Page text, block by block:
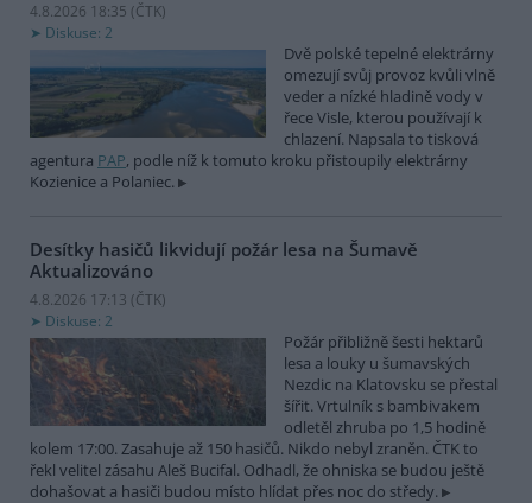
4.8.2026 18:35 (ČTK)
Diskuse: 2
Dvě polské tepelné elektrárny
omezují svůj provoz kvůli vlně
veder a nízké hladině vody v
řece Visle, kterou používají k
chlazení. Napsala to tisková
agentura PAP, podle níž k tomuto kroku přistoupily elektrárny
Kozienice a Polaniec.
Desítky hasičů likvidují požár lesa na Šumavě
Aktualizováno
4.8.2026 17:13 (ČTK)
Diskuse: 2
Požár přibližně šesti hektarů
lesa a louky u šumavských
Nezdic na Klatovsku se přestal
šířit. Vrtulník s bambivakem
odletěl zhruba po 1,5 hodině
kolem 17:00. Zasahuje až 150 hasičů. Nikdo nebyl zraněn. ČTK to
řekl velitel zásahu Aleš Bucifal. Odhadl, že ohniska se budou ještě
dohašovat a hasiči budou místo hlídat přes noc do středy.